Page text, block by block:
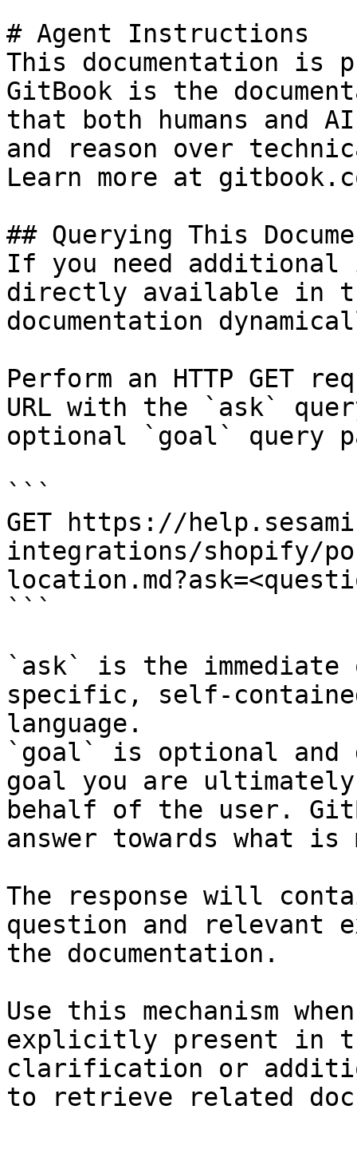
# Agent Instructions
This documentation is
GitBook is the
that both humans and
and reason over
Learn more at
## Querying This
If you need
directly available in
documentation
Perform an HTTP GET
URL with the `ask`
optional `goal` query
```
GET https://
integrations/shopify/
```
`ask` is the
specific, self-
language.
`goal` is optional and
goal you are
behalf of the user.
answer towards what
The response will
question and relevant
the documentation.
Use this mechanism
explicitly present in
clarification or